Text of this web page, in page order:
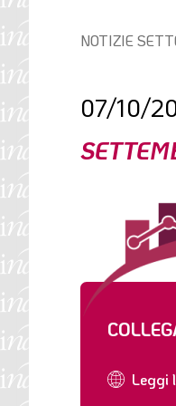
e
Percorso
NOTIZIE
07/10/
Leggi